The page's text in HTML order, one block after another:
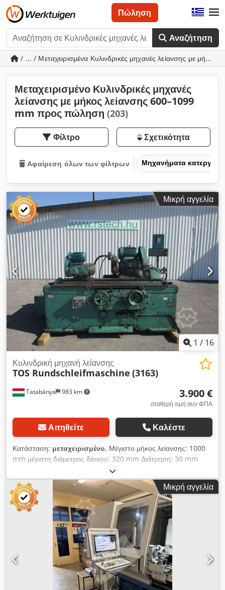
Αναζήτηση
Πώληση
/ ... / Μεταχειρισμένα Κυλινδρικές μηχανές λείανσης με
Μεταχειρισμένο Κυλινδρικές μηχανές
λείανσης με μήκος λείανσης 600–1099
mm προς πώληση (203)
Φίλτρο Σχετικότητα
Αφαίρεση όλων των φίλτρων Μηχανήματα
Μικρή αγγελία
1 / 16
Tatabánya 983 km
Κυλινδρική μηχανή λείανσης
TOS Rundschleifmaschine (3163)
3.900 €
σταθερή τιμή συν ΦΠΑ
Αιτηθείτε Καλέστε
Κατάσταση: μεταχειρισμένο, Μέγιστο μήκος λείανσης: 1000
mm μέγιστη διάμετρος δίσκου: 320 mm Διάτρηση: 30 mm
Κατασκευαστής: TOS Dodpev Taafofx Aciokr
Μικρή αγγελία